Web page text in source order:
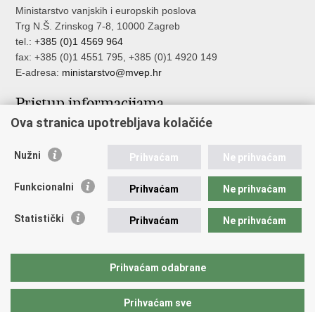
Ministarstvo vanjskih i europskih poslova
Trg N.Š. Zrinskog 7-8, 10000 Zagreb
tel.:+385 (0)1 4569 964
fax: +385 (0)1 4551 795, +385 (0)1 4920 149
E-adresa: ministarstvo@mvep.hr
Pristup informacijama
Pristup informacijama
Nepravilnosti
Javna nabava u MVEP-u
Nadzor rada i unutarnja revizija službe vanjskih poslova
Ova stranica upotrebljava kolačiće
Nužni Prihvaćam Ne prihvaćam
Funkcionalni Prihvaćam Ne prihvaćam
Statistički Prihvaćam Ne prihvaćam
Prihvaćam odabrane
Prihvaćam sve